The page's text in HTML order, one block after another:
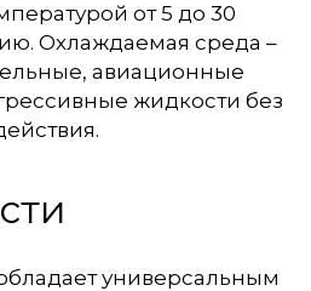
от 5 до 30
Охлаждаемая среда –
авиационные
жидкости без
универсальным